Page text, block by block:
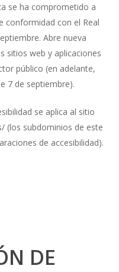
se ha comprometido a
conformidad con el Real
Abre nueva
sitios web y aplicaciones
público (en adelante,
7 de septiembre).
se aplica al sitio
(los subdominios de este
de accesibilidad).
DE